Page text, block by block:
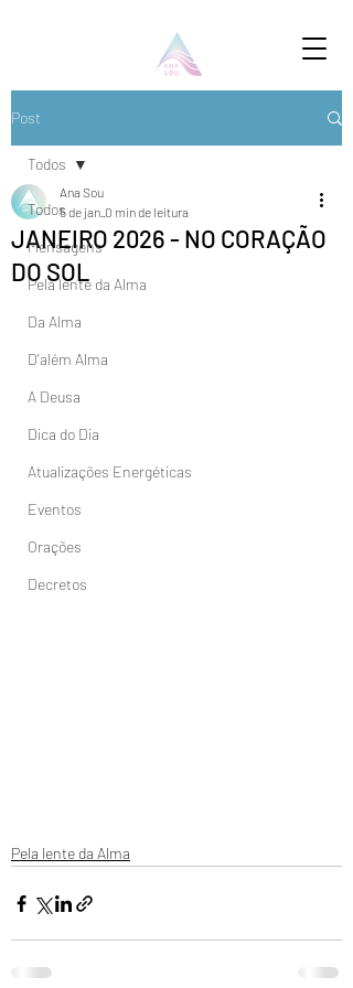
Post
Todos
Mensagens
Pela lente da Alma
Da Alma
D'além Alma
A Deusa
Dica do Dia
Atualizações Energéticas
Eventos
Orações
Decretos
Todos
JANEIRO 2026 - NO CORAÇÃO
DO SOL
Ana Sou
5 de jan. 0 min de leitura
Pela lente da Alma